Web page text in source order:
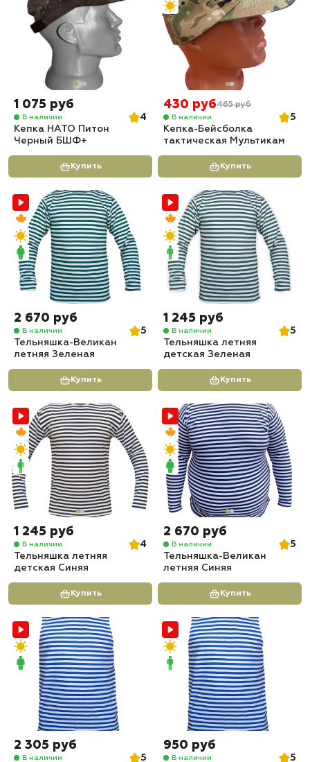
1 075 руб
В наличии
4
Кепка НАТО Питон
Черный БШФ+
Купить
430 руб465 руб
В наличии
5
Кепка-Бейсболка
тактическая Мультикам
Купить
2 670 руб
В наличии
5
Тельняшка-Великан
летняя Зеленая
Купить
1 245 руб
В наличии
5
Тельняшка летняя
детская Зеленая
Купить
1 245 руб
В наличии
4
Тельняшка летняя
детская Синяя
Купить
2 670 руб
В наличии
5
Тельняшка-Великан
летняя Синяя
Купить
2 305 руб
В наличии
5
950 руб
В наличии
5